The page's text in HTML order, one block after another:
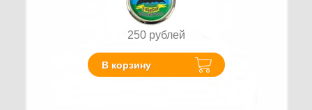
250 рублей
В корзину